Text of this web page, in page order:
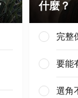
什麼？
完整
要能
選角